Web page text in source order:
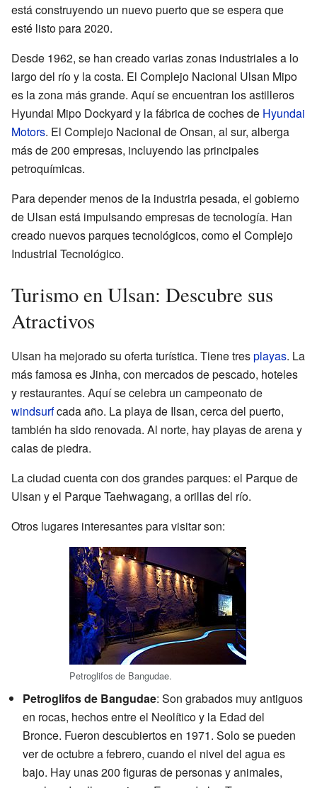
está construyendo un nuevo puerto que se espera que
esté listo para 2020.
Desde 1962, se han creado varias zonas industriales a lo
largo del río y la costa. El Complejo Nacional Ulsan Mipo
es la zona más grande. Aquí se encuentran los astilleros
Hyundai Mipo Dockyard y la fábrica de coches de Hyundai
Motors. El Complejo Nacional de Onsan, al sur, alberga
más de 200 empresas, incluyendo las principales
petroquímicas.
Para depender menos de la industria pesada, el gobierno
de Ulsan está impulsando empresas de tecnología. Han
creado nuevos parques tecnológicos, como el Complejo
Industrial Tecnológico.
Turismo en Ulsan: Descubre sus
Atractivos
Ulsan ha mejorado su oferta turística. Tiene tresplayas. La
más famosa es Jinha, con mercados de pescado, hoteles
y restaurantes. Aquí se celebra un campeonato de
windsurfcada año. La playa de Ilsan, cerca del puerto,
también ha sido renovada. Al norte, hay playas de arena y
calas de piedra.
La ciudad cuenta con dos grandes parques: el Parque de
Ulsan y el Parque Taehwagang, a orillas del río.
Otros lugares interesantes para visitar son:
Petroglifos de Bangudae.
Petroglifos de Bangudae: Son grabados muy antiguos
en rocas, hechos entre el Neolítico y la Edad del
Bronce. Fueron descubiertos en 1971. Solo se pueden
ver de octubre a febrero, cuando el nivel del agua es
bajo. Hay unas 200 figuras de personas y animales,